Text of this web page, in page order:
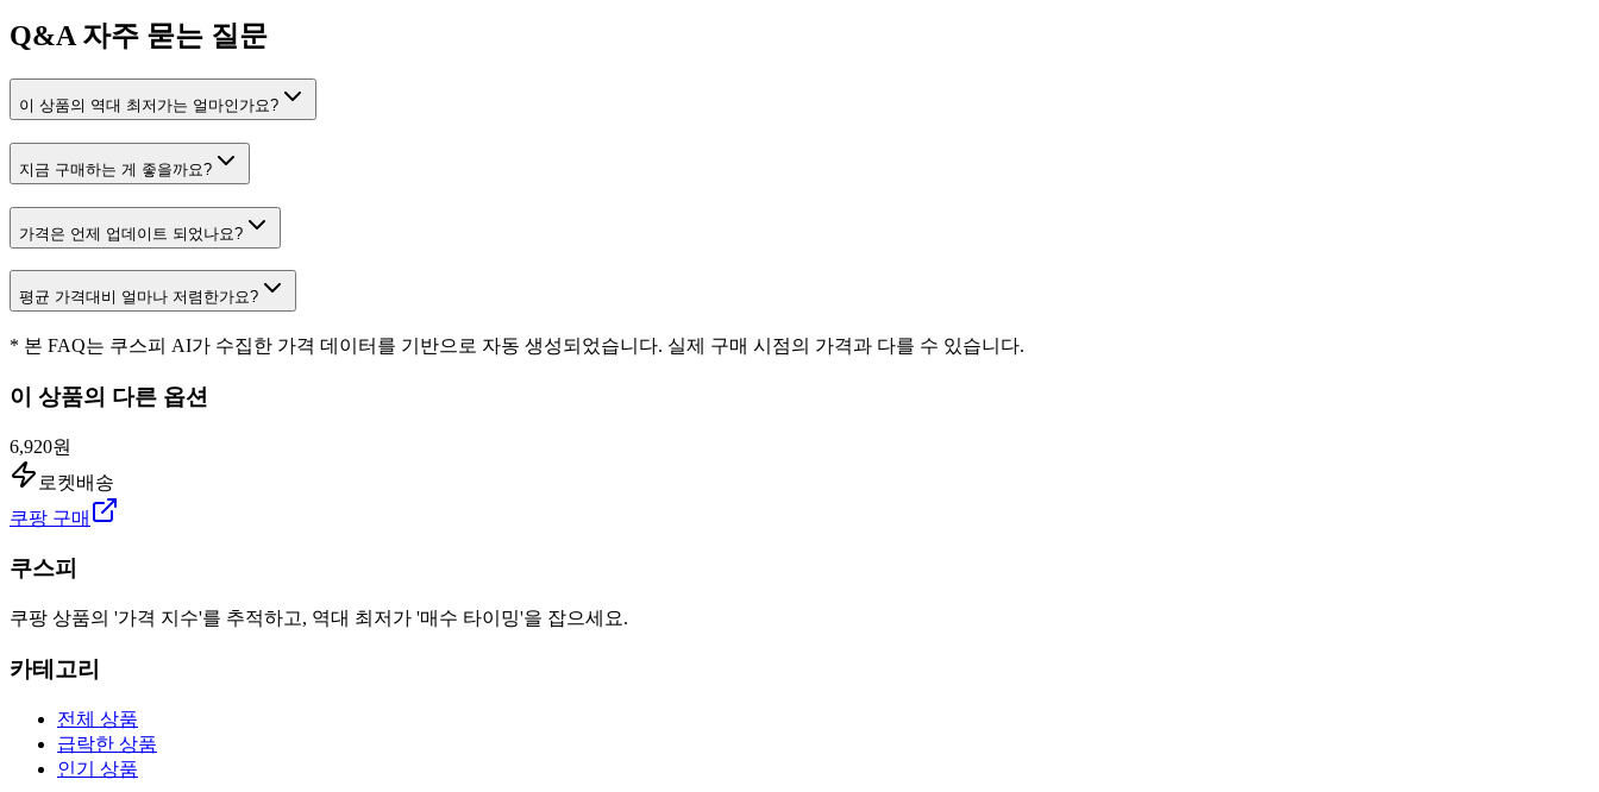
Q&A자주 묻는 질문
이 상품의 역대 최저가는 얼마인가요?
지금 구매하는 게 좋을까요?
가격은 언제 업데이트 되었나요?
평균 가격대비 얼마나 저렴한가요?
* 본 FAQ는 쿠스피 AI가 수집한 가격 데이터를 기반으로 자동 생성되었습니다. 실제 구매 시점의 가격과 다를 수 있습니다.
이 상품의 다른 옵션
6,920원
로켓배송
쿠팡 구매
쿠스피
쿠팡 상품의 '가격 지수'를 추적하고, 역대 최저가 '매수 타이밍'을 잡으세요.
카테고리
전체 상품
급락한 상품
인기 상품